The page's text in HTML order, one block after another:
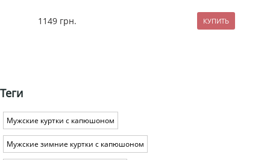
1149 грн.
Теги
Мужские куртки с капюшоном
Мужские зимние куртки с капюшоном